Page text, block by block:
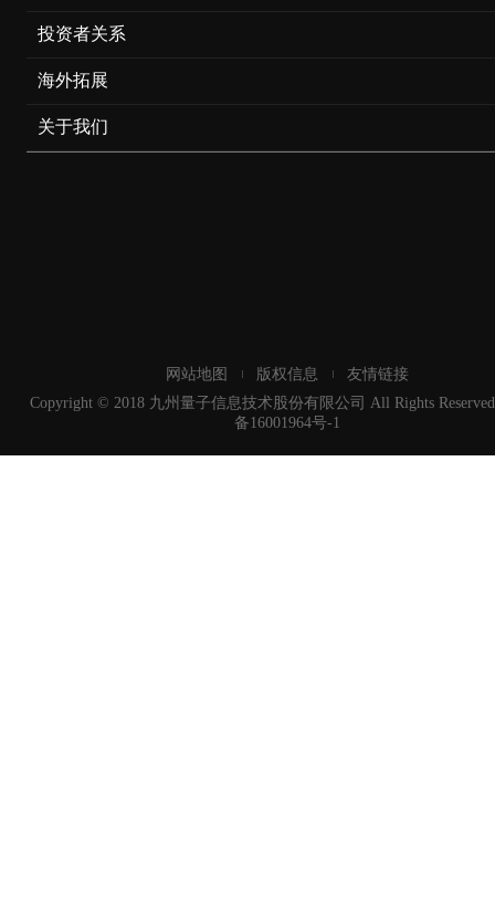
投资者关系
海外拓展
关于我们
网站地图 版权信息
友情链接
Copyright © 2018 九州量子信息技术股份有限公司 All Rights
备16001964号-1